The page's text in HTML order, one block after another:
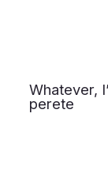
Whatever,
perete